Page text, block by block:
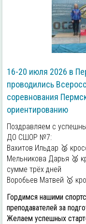
16-20 июля 2026 в
проводились
соревнования
ориентированию
Поздравляем с
ДО СШОР №7:
Вахитов Ильдар 🥈
Мельникова Дарья 🥈
сумме трёх дней
Воробьев Матвей 🥇
Гордимся нашими
преподавателей за
Желаем успешных